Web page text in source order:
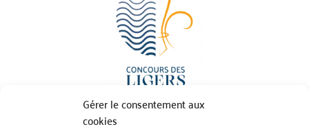
Gérer le consentement aux
cookies